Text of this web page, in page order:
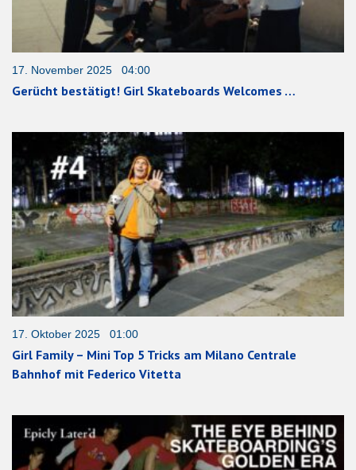
17. November 2025 04:00
Gerücht bestätigt! Girl Skateboards Welcomes …
17. Oktober 2025 01:00
Girl Family – Mini Top 5 Tricks am Milano Centrale
Bahnhof mit Federico Vitetta